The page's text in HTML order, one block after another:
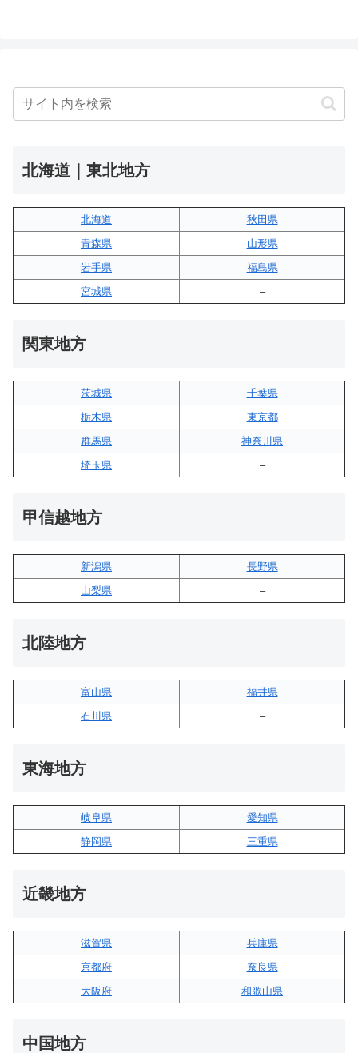
北海道｜東北地方
北海道
秋田県
青森県
山形県
岩手県
福島県
宮城県
–
関東地方
茨城県
千葉県
栃木県
東京都
群馬県
神奈川県
埼玉県
–
甲信越地方
新潟県
長野県
山梨県
–
北陸地方
富山県
福井県
石川県
–
東海地方
岐阜県
愛知県
静岡県
三重県
近畿地方
滋賀県
兵庫県
京都府
奈良県
大阪府
和歌山県
中国地方